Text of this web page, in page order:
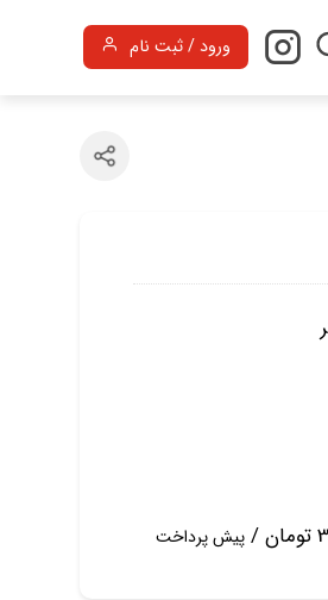
ورود / ثبت نام
پیش پرداخت